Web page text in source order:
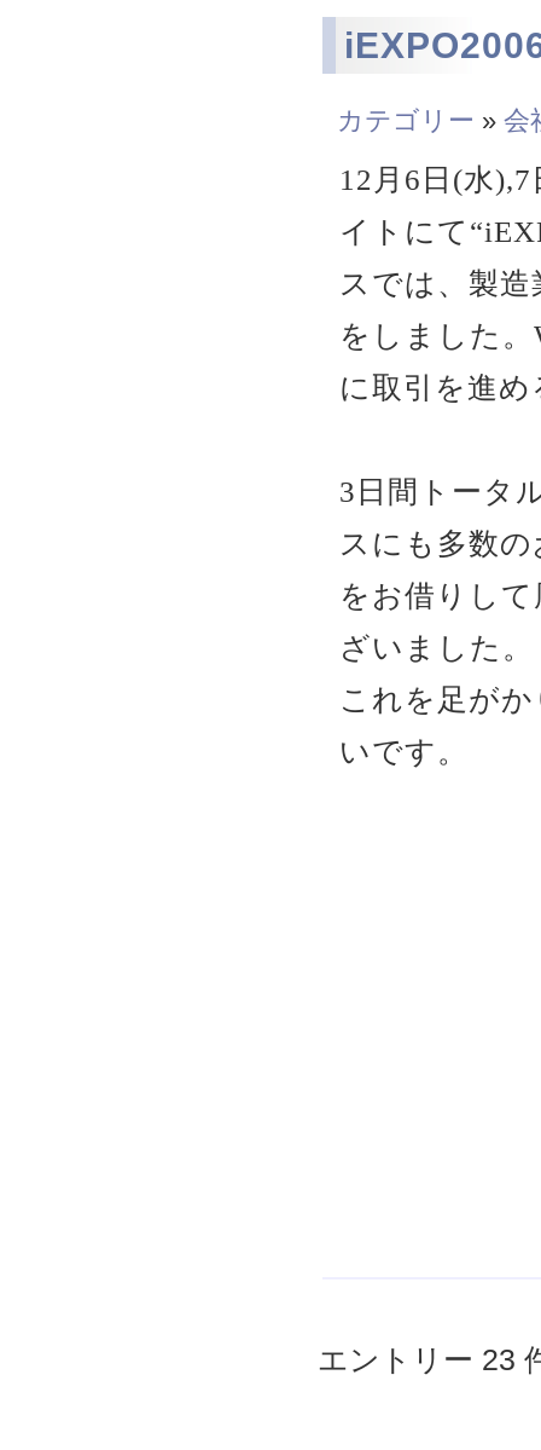
カテゴリー » 会
12月6日(水
イトにて
スでは、製造
をしました
に取引を進
3日間トータ
スにも多数
をお借りし
ざいました。
これを足が
いです。
エントリー 23